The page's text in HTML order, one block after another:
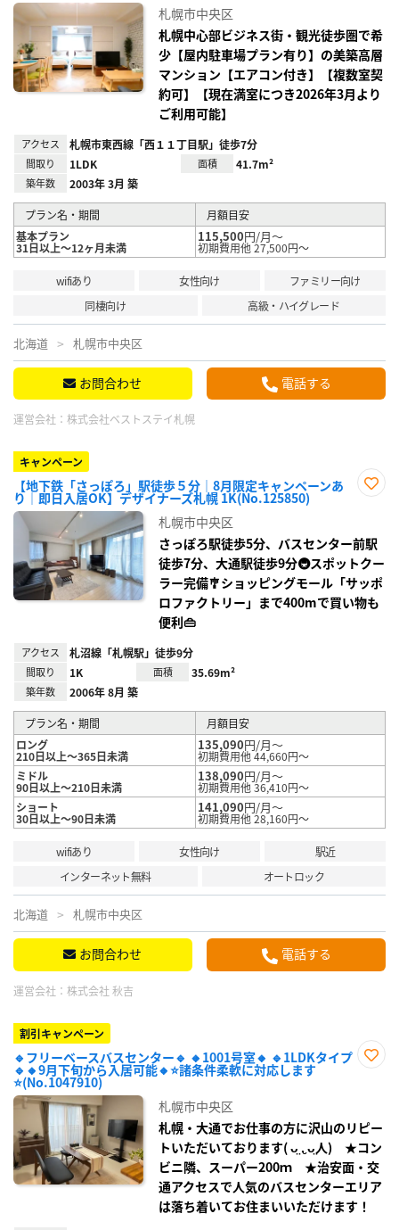
録
札幌市中央区
札幌中心部ビジネス街・観光徒歩圏で希
少【屋内駐車場プラン有り】の美築高層
マンション【エアコン付き】【複数室契
約可】【現在満室につき2026年3月より
ご利用可能】
アクセス 札幌市東西線「西１１丁目駅」徒歩7分
間取り 1LDK 面積 41.7m²
築年数 2003年 3月 築
プラン名・期間
月額目安
基本プラン
31日以上～12ヶ月未満
115,500円/月～
初期費用他 27,500円～
wifiあり 女性向け
ファミリー向け
同棲向け
高級・ハイグレード
北海道 札幌市中央区
お問合わせ 電話する
運営会社： 株式会社ベストステイ札幌
キャンペーン
【地下鉄「さっぽろ」駅徒歩５分｜8月限定キャンペーンあ
り｜即日入居OK】デザイナーズ札幌 1K(No.125850)
録
札幌市中央区
さっぽろ駅徒歩5分、バスセンター前駅
徒歩7分、大通駅徒歩9分🚇スポットクー
ラー完備🎐ショッピングモール「サッポ
ロファクトリー」まで400mで買い物も
便利👜
アクセス 札沼線「札幌駅」徒歩9分
間取り 1K 面積 35.69m²
築年数 2006年 8月 築
プラン名・期間
月額目安
ロング
210日以上～365日未満
135,090円/月～
初期費用他 44,660円～
ミドル
90日以上～210日未満
138,090円/月～
初期費用他 36,410円～
ショート
30日以上～90日未満
141,090円/月～
初期費用他 28,160円～
wifiあり 女性向け
駅近
インターネット無料
オートロック
北海道 札幌市中央区
お問合わせ 電話する
運営会社： 株式会社 秋吉
割引キャンペーン
🔹フリーベースバスセンター🔹 🔸1001号室🔸 🔹1LDKタイプ
🔹🔸9月下旬から入居可能🔸⭐諸条件柔軟に対応します
⭐(No.1047910)
札幌市中央区
札幌・大通でお仕事の方に沢山のリピー
トいただいております( ᴗ̤ .̮ ᴗ̤人) ★コン
ビニ隣、スーパー200ｍ ★治安面・交
通アクセスで人気のバスセンターエリア
は落ち着いてお住まいいただけます！